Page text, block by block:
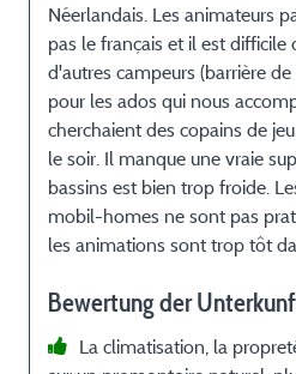
Néerlandais. Les animateurs
pas le français et il est difficile
d'autres campeurs (barrière
pour les ados qui nous
cherchaient des copains de
le soir. Il manque une vraie
bassins est bien trop froide.
mobil-homes ne sont pas
les animations sont trop tôt
Bewertung der
La climatisation, la